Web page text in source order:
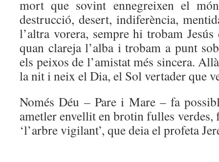
mort que sovint ennegreixen el
destrucció, desert, indiferència,
l’altra vorera, sempre hi trobam
quan clareja l’alba i trobam a punt
els peixos de l’amistat més sincera.
la nit i neix el Dia, el Sol vertader que
Només Déu – Pare i Mare – fa
ametler envellit en brotin fulles
‘l’arbre vigilant’, que deia el profeta